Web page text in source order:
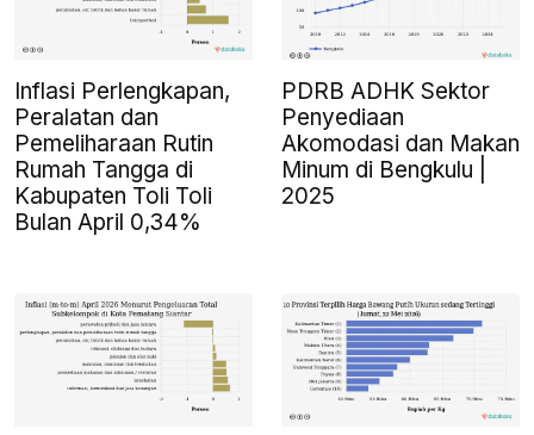
Inflasi Perlengkapan,
Peralatan dan
Pemeliharaan Rutin
Rumah Tangga di
Kabupaten Toli Toli
Bulan April 0,34%
PDRB ADHK Sektor
Penyediaan
Akomodasi dan Makan
Minum di Bengkulu |
2025